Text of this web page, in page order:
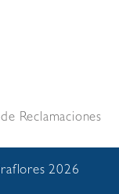
Reclamaciones
2026